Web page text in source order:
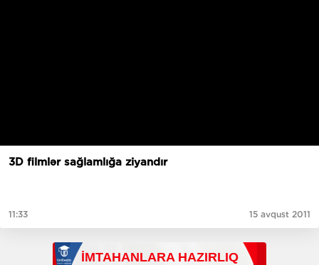
3D filmlər sağlamlığa ziyandır
11:33 15 avqust 2011